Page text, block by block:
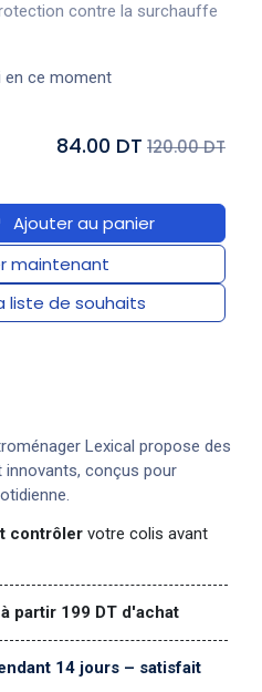
contre la surchauffe
en ce moment
Ajouter au panier
maintenant
liste de souhaits
84.00 DT 120.00 DT
Lexical propose des
innovants, conçus pour
contrôler votre colis avant
partir 199 DT d'achat
14 jours – satisfait